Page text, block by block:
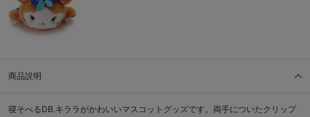
商品説明
寝そべるDB.キララがかわいいマスコットグッズです。両手についたクリップ